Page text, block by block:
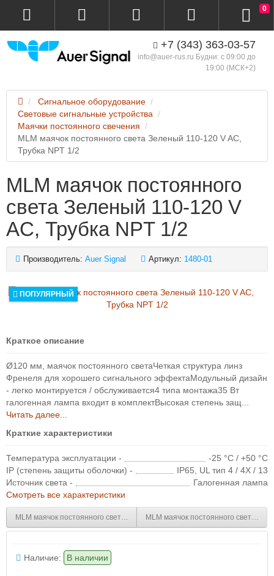
+7 (343) 363-03-57
info@auer-rus.ru Будни: с 09:00 до
19:00 (МСК+2)
0
Сигнальное оборудование
Световые сигнальные устройства
Маячки постоянного свечения
MLM маячок постоянного света Зеленый 110-120 V AC,
Трубка NPT 1/2
MLM маячок постоянного
света Зеленый 110-120 V
AC, Трубка NPT 1/2
Производитель: Auer Signal Артикул: 1480-01
ПОПУЛЯРНЫЙ
Краткое описание
Ø120 мм, маячок постоянного светаЧеткая структура линз
Френеля для хорошего сигнального эффектаМодульный дизайн
- легко монтируется / обслуживается4 типа монтажа35 Вт
галогенная лампа входит в комплектВысокая степень защ...
Читать далее...
Краткие характеристики
Температура эксплуатации -
-25 °C / +50 °C
IP (степень защиты оболочки) -
IP65, UL тип 4 / 4X / 13
Источник света -
Галогенная лампа
Смотреть все характеристики
MLM маячок постоянного света Зеленый 110-120 V AC, Трубка D 25 мм
MLM маячок постоянного света
Наличие: В наличии